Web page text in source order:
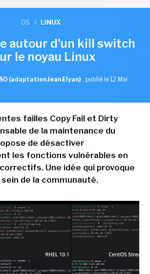
OS / LINUX
autour d'un kill switch
le noyau Linux
(adaptation Jean Elyan) , publié le 12 Mai
failles Copy Fail et Dirty
de la maintenance du
de désactiver
les fonctions vulnérables en
Une idée qui provoque
de la communauté.